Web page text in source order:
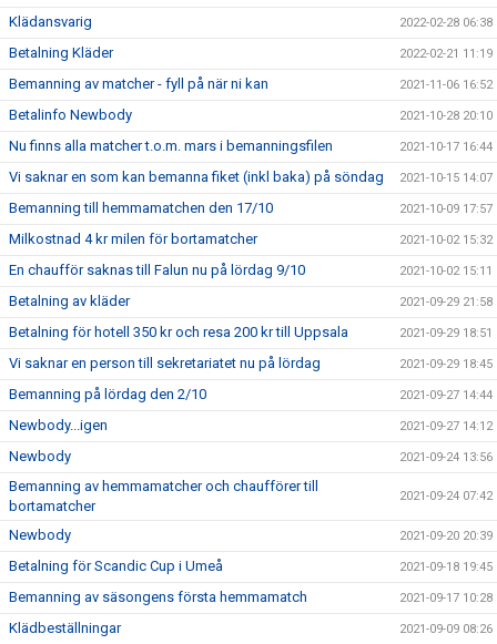
Klädansvarig 2022-02-28 06:38
Betalning Kläder 2022-02-21 11:19
Bemanning av matcher - fyll på när ni kan 2021-11-06 16:52
Betalinfo Newbody 2021-10-28 20:10
Nu finns alla matcher t.o.m. mars i bemanningsfilen 2021-10-17 16:44
Vi saknar en som kan bemanna fiket (inkl baka) på söndag 2021-10-15 14:07
Bemanning till hemmamatchen den 17/10 2021-10-09 17:57
Milkostnad 4 kr milen för bortamatcher 2021-10-02 15:32
En chaufför saknas till Falun nu på lördag 9/10 2021-10-02 15:11
Betalning av kläder 2021-09-29 21:58
Betalning för hotell 350 kr och resa 200 kr till Uppsala 2021-09-29 18:51
Vi saknar en person till sekretariatet nu på lördag 2021-09-29 18:45
Bemanning på lördag den 2/10 2021-09-27 14:44
Newbody...igen 2021-09-27 14:12
Newbody 2021-09-24 13:56
Bemanning av hemmamatcher och chaufförer till
bortamatcher
2021-09-24 07:42
Newbody 2021-09-20 20:39
Betalning för Scandic Cup i Umeå 2021-09-18 19:45
Bemanning av säsongens första hemmamatch 2021-09-17 10:28
Klädbeställningar 2021-09-09 08:26